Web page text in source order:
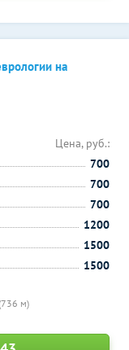
на
м)
Цена, руб.:
700
700
700
1200
1500
1500